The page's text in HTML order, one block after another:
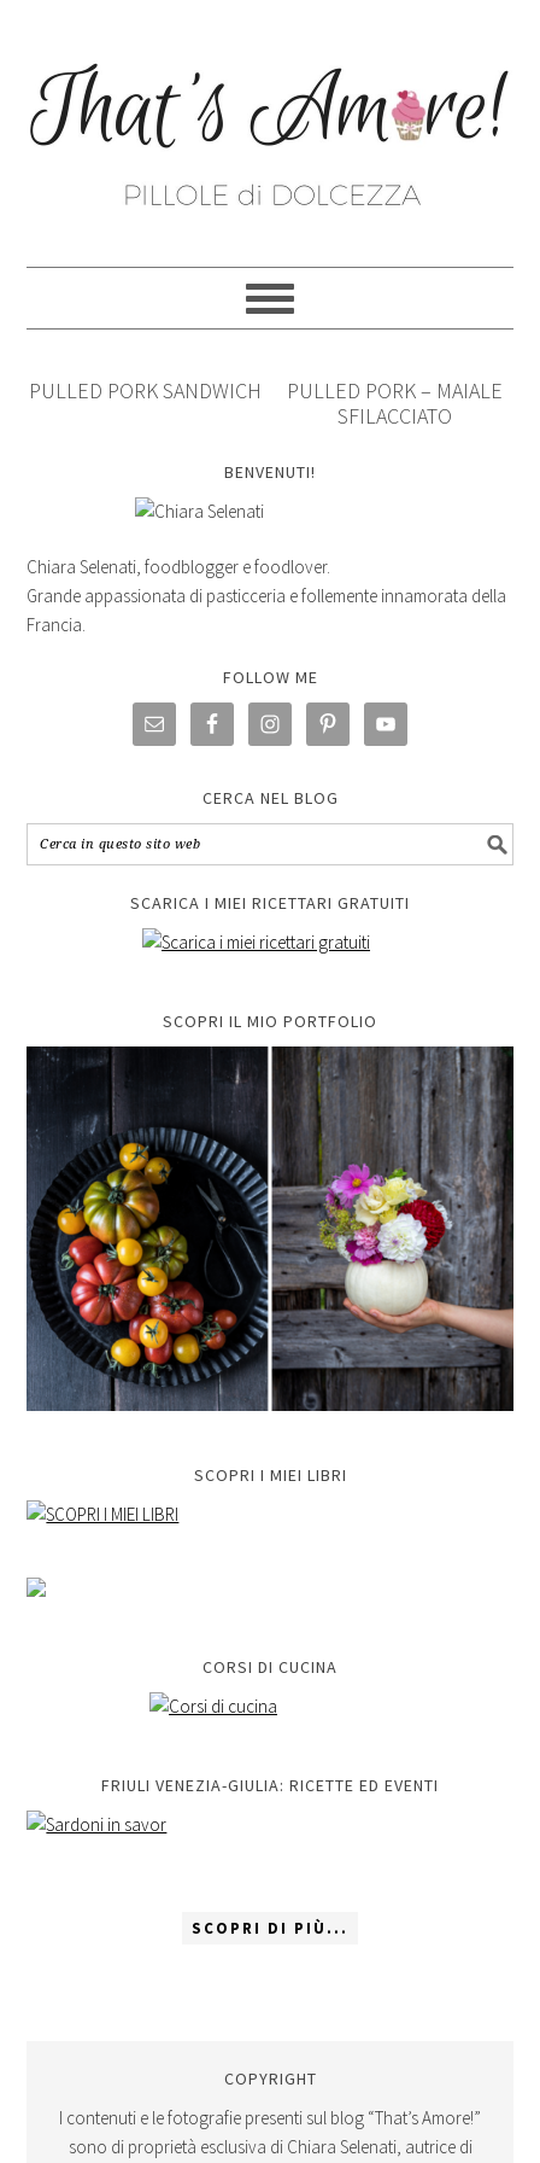
PULLED PORK SANDWICH
PULLED PORK – MAIALE
SFILACCIATO
BENVENUTI!
Chiara Selenati, foodblogger e foodlover.
Grande appassionata di pasticceria e follemente innamorata della
Francia.
FOLLOW ME
CERCA NEL BLOG
SCARICA I MIEI RICETTARI GRATUITI
SCOPRI IL MIO PORTFOLIO
SCOPRI I MIEI LIBRI
CORSI DI CUCINA
FRIULI VENEZIA-GIULIA: RICETTE ED EVENTI
SCOPRI DI PIÙ...
COPYRIGHT
I contenuti e le fotografie presenti sul blog “That’s Amore!”
sono di proprietà esclusiva di Chiara Selenati, autrice di